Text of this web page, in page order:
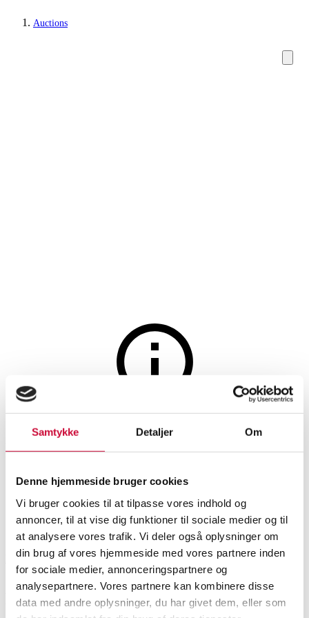
Samtykke Detaljer Om
Denne hjemmeside bruger cookies
Vi bruger cookies til at tilpasse vores indhold og
annoncer, til at vise dig funktioner til sociale medier og til
at analysere vores trafik. Vi deler også oplysninger om
din brug af vores hjemmeside med vores partnere inden
for sociale medier, annonceringspartnere og
analysepartnere. Vores partnere kan kombinere disse
data med andre oplysninger, du har givet dem, eller som
Auctions
Oriental carpets and rugs
The auction is closed
Persian Mir Botte, 330 x 140
cm.
SHOWROOM
Roskilde
ESTIMATE
DKK 2,200
ITEM NUMBER
6514587
Description